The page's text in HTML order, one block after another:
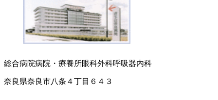
総合病院病院・療養所眼科外科呼吸器内科
奈良県奈良市八条４丁目６４３